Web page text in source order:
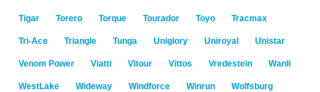
Tigar Torero Torque Tourador Toyo Tracmax
Tri-Ace Triangle Tunga Uniglory Uniroyal Unistar
Venom Power Viatti Vitour Vittos Vredestein Wanli
WestLake Wideway Windforce Winrun Wolfsburg